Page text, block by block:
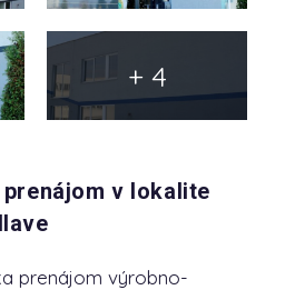
+ 4
v lokalite
prenájom výrobno-